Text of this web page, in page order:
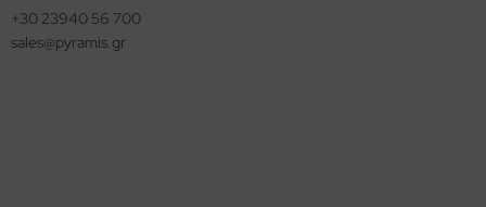
+30 23940 56 700
sales@pyramis.gr